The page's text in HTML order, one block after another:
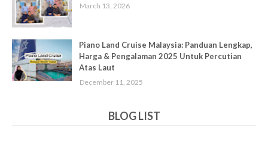
March 13, 2026
Piano Land Cruise Malaysia: Panduan Lengkap,
Harga & Pengalaman 2025 Untuk Percutian
Atas Laut
December 11, 2025
BLOG LIST